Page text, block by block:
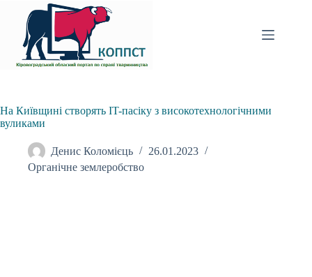
вмісту
На Київщині створять IT-пасіку з високотехнологічними
вуликами
Денис Коломієць
26.01.2023
Органічне землеробство